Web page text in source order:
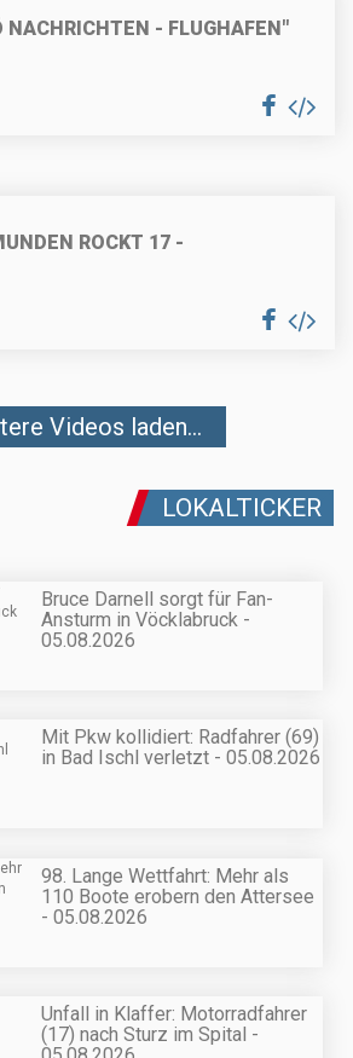
NACHRICHTEN - FLUGHAFEN"
ROCKT 17 -
Videos laden...
LOKALTICKER
Bruce Darnell sorgt für Fan-
Ansturm in Vöcklabruck -
05.08.2026
Mit Pkw kollidiert: Radfahrer (69)
in Bad Ischl verletzt - 05.08.2026
98. Lange Wettfahrt: Mehr als
110 Boote erobern den Attersee
- 05.08.2026
Unfall in Klaffer: Motorradfahrer
(17) nach Sturz im Spital -